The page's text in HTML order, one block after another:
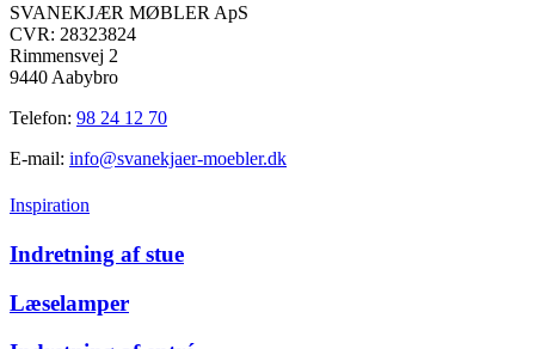
SVANEKJÆR MØBLER ApS
CVR: 28323824
Rimmensvej 2
9440 Aabybro
Telefon: 98 24 12 70
E-mail: info@svanekjaer-moebler.dk
Inspiration
Indretning af stue
Læselamper